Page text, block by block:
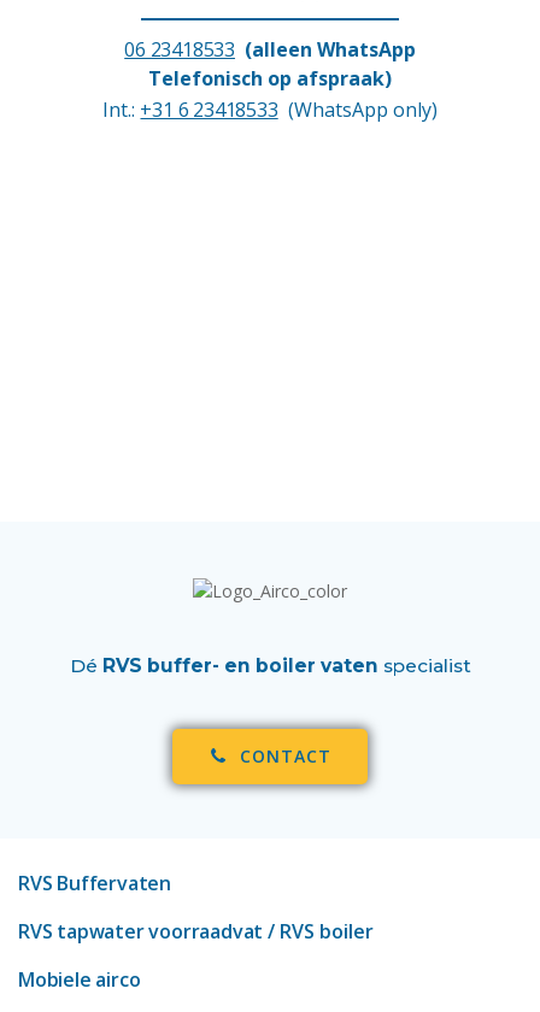
06 23418533 (alleen WhatsApp
Telefonisch op afspraak)
Int.: +31 6 23418533 (WhatsApp only)
Dé RVS buffer- en boiler vaten specialist
CONTACT
RVS Buffervaten
RVS tapwater voorraadvat / RVS boiler
Mobiele airco